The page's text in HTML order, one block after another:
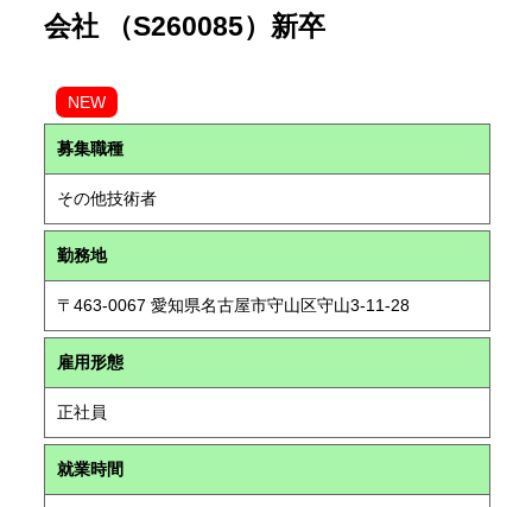
会社 （S260085）新卒
NEW
募集職種
その他技術者
勤務地
〒463-0067 愛知県名古屋市守山区守山3-11-28
雇用形態
正社員
就業時間